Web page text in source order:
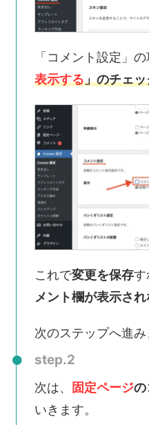
「コメント設定」の
表示する」のチェ
これで変更を保存す
メント欄が表示され
次のステップへ進み
step.2
次は、 固定ページの
いきます。